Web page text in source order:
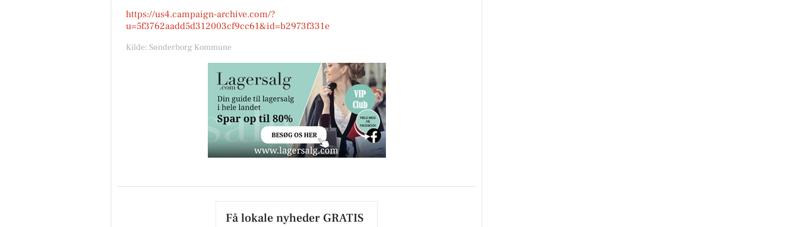
https://us4.campaign-archive.com/?
u=5f3762aadd5d312003cf9cc61&id=b2973f331e
Kilde: Sønderborg Kommune
Få lokale nyheder GRATIS